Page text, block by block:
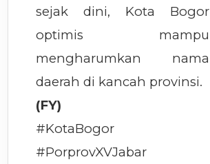
sejak dini, Kota Bogor
optimis mampu
mengharumkan nama
daerah di kancah provinsi.
(FY)
#KotaBogor
#PorprovXVJabar